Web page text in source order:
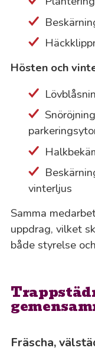
Hösten och
vinterljus
Samma
uppdrag, vilket
både styrelse
Fräscha,